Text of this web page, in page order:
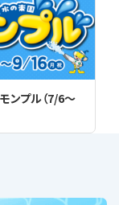
プル（7/6～